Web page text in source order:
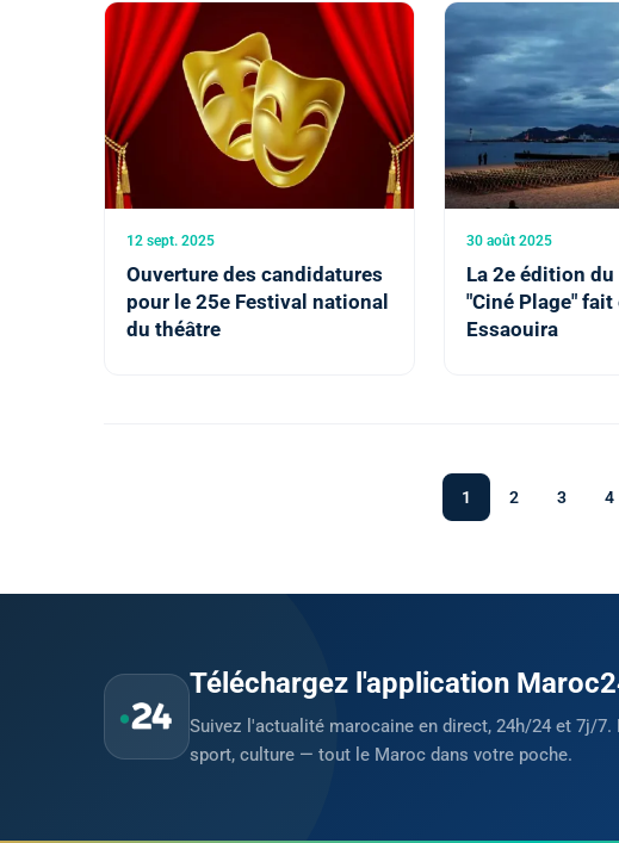
12 sept. 2025
Ouverture des candidatures
pour le 25e Festival national
du théâtre
30 août 2025
La 2e édition
"Ciné Plage" fait
Essaouira
1 2 3 4
Téléchargez l'application
Suivez l'actualité marocaine en direct, 24h/24 et 7j/
sport, culture — tout le Maroc dans votre poche.